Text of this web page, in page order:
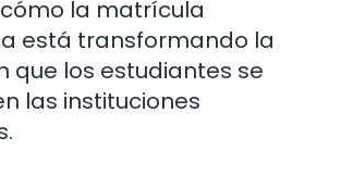
cómo la matrícula
está transformando la
que los estudiantes se
las instituciones